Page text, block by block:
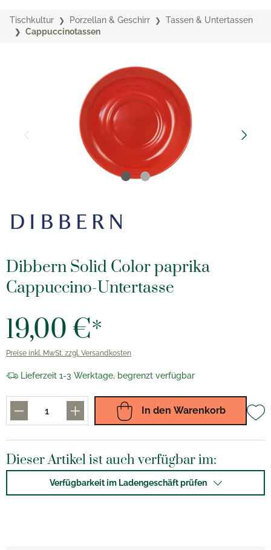
Tischkultur Porzellan & Geschirr
Tassen & Untertassen
Cappuccinotassen
Dibbern Solid Color paprika
Cappuccino-Untertasse
19,00 €*
Preise inkl. MwSt. zzgl. Versandkosten
Lieferzeit 1-3 Werktage, begrenzt verfügbar
In den Warenkorb
Dieser Artikel ist auch verfügbar im:
Verfügbarkeit im Ladengeschäft prüfen